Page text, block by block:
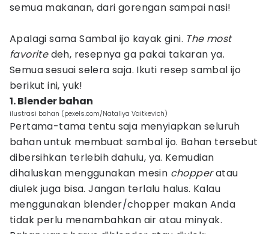
semua makanan, dari gorengan sampai nasi!
Apalagi sama Sambal ijo kayak gini. The most
favoritedeh, resepnya ga pakai takaran ya.
Semua sesuai selera saja. Ikuti resep sambal ijo
berikut ini, yuk!
1. Blender bahan
ilustrasi bahan (pexels.com/Nataliya Vaitkevich)
Pertama-tama tentu saja menyiapkan seluruh
bahan untuk membuat sambal ijo. Bahan tersebut
dibersihkan terlebih dahulu, ya. Kemudian
dihaluskan menggunakan mesin chopperatau
diulek juga bisa. Jangan terlalu halus. Kalau
menggunakan blender/chopper makan Anda
tidak perlu menambahkan air atau minyak.